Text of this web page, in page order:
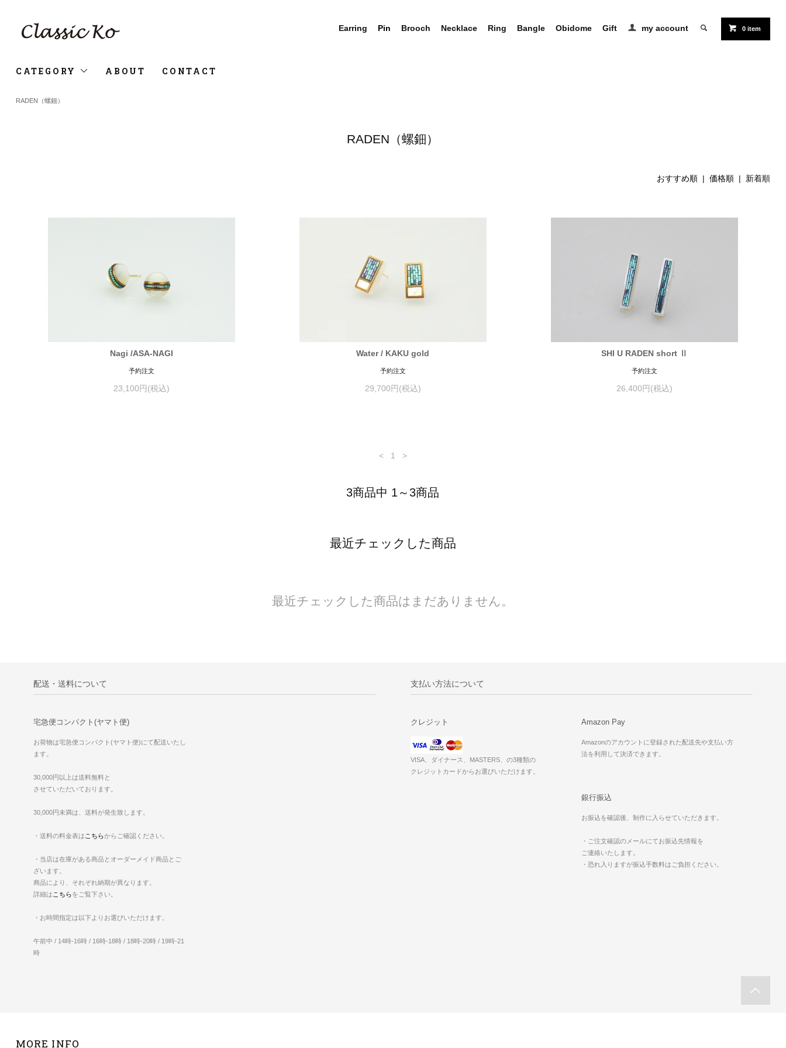
Earring Pin Brooch Necklace Ring Bangle Obidome Gift my account 0 item
CATEGORY ABOUT CONTACT
RADEN（螺鈿）
RADEN（螺鈿）
おすすめ順 |価格順 | 新着順
Nagi /ASA-NAGI
予約注文
23,100円(税込)
Water / KAKU gold
予約注文
29,700円(税込)
SHI U RADEN short Ⅱ
予約注文
26,400円(税込)
< 1 >
3商品中 1～3商品
最近チェックした商品
最近チェックした商品はまだありません。
配送・送料について
宅急便コンパクト(ヤマト便)
お荷物は宅急便コンパクト(ヤマト便)にて配送いたし
ます。
30,000円以上は送料無料と
させていただいております。
30,000円未満は、送料が発生致します。
・送料の料金表は こちらからご確認ください。
・当店は在庫がある商品とオーダーメイド商品とご
ざいます。
商品により、それぞれ納期が異なります。
詳細は こちらをご覧下さい。
・お時間指定は以下よりお選びいただけます。
午前中 / 14時-16時 / 16時-18時 / 18時-20時 / 19時-21
時
支払い方法について
クレジット
VISA、ダイナース、MASTERS、の3種類の
クレジットカードからお選びいただけます。
Amazon Pay
Amazonのアカウントに登録された配送先や支払い方
法を利用して決済できます。
銀行振込
お振込を確認後、制作に入らせていただきます。
・ご注文確認のメールにてお振込先情報を
ご連絡いたします。
・恐れ入りますが振込手数料はご負担ください。
MORE INFO